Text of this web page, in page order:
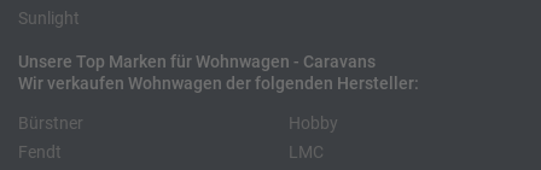
Sunlight
Unsere Top Marken für Wohnwagen - Caravans
Wir verkaufen Wohnwagen der folgenden Hersteller:
Bürstner
Fendt
Hobby
LMC